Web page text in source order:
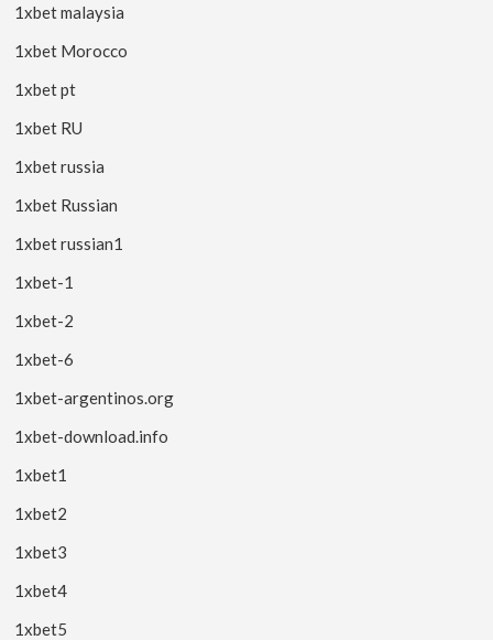
1xbet malaysia
1xbet Morocco
1xbet pt
1xbet RU
1xbet russia
1xbet Russian
1xbet russian1
1xbet-1
1xbet-2
1xbet-6
1xbet-argentinos.org
1xbet-download.info
1xbet1
1xbet2
1xbet3
1xbet4
1xbet5